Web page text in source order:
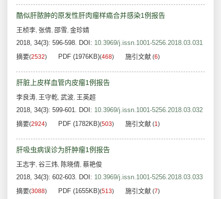
酷似肝脓肿的原发性肝肉瘤样癌合并感染1例报告
王桢李, 张倩, 邵雪, 金珍婧
2018, 34(3): 596-598. DOI: 10.3969/j.issn.1001-5256.2018.03.031
摘要(2532) PDF (1976KB)(468) 施引文献 (6)
肝脏上皮样血管内皮瘤1例报告
李良涛, 王守乾, 武波, 王英超
2018, 34(3): 599-601. DOI: 10.3969/j.issn.1001-5256.2018.03.032
摘要(2924) PDF (1782KB)(503) 施引文献 (1)
肝吸虫病误诊为肝肿瘤1例报告
王志宇, 谷三炜, 陈晓倩, 蔡艳俊
2018, 34(3): 602-603. DOI: 10.3969/j.issn.1001-5256.2018.03.033
摘要(3088) PDF (1655KB)(513) 施引文献 (7)